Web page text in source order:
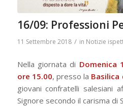
16/09: Professioni
11 Settembre 2018 / in Notizie
Nella giornata di Domenica
ore 15.00, presso la Basilica
giovani confratelli salesiani
Signore secondo il carisma di